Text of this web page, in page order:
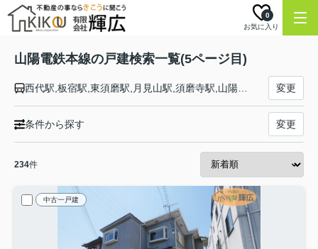
お気に入り
0
山陽電鉄本線の戸建検索一覧(5ページ目)
変更
条件から探す 変更
234件
中古一戸建